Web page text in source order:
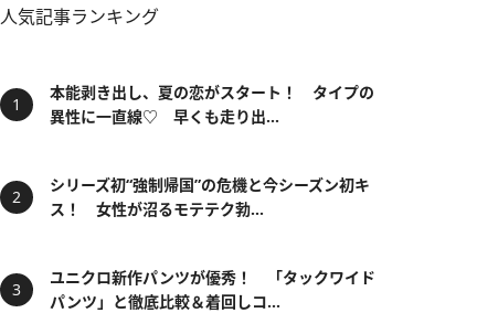
人気記事ランキング
本能剥き出し、夏の恋がスタート！ タイプの
異性に一直線♡ 早くも走り出...
シリーズ初“強制帰国”の危機と今シーズン初キ
ス！ 女性が沼るモテテク勃...
ユニクロ新作パンツが優秀！ 「タックワイド
パンツ」と徹底比較＆着回しコ...